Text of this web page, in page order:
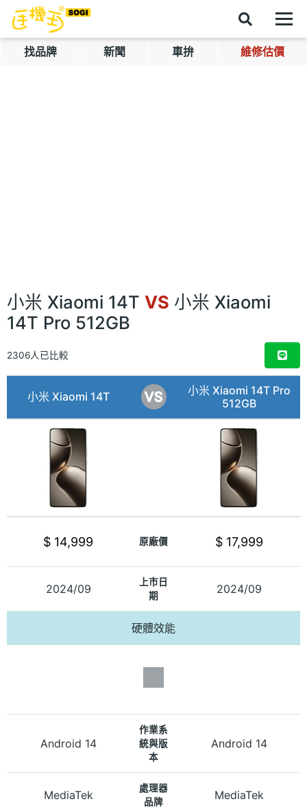
找品牌 新聞 車拚 維修估價
小米 Xiaomi 14T VS 小米 Xiaomi
14T Pro 512GB
2306人已比較
小米 Xiaomi 14T
小米 Xiaomi 14T Pro
512GB
$ 14,999 原廠價 $ 17,999
2024/09
上市日
期
2024/09
硬體效能
Android 14
作業系
統與版
本
Android 14
MediaTek
處理器
品牌
MediaTek